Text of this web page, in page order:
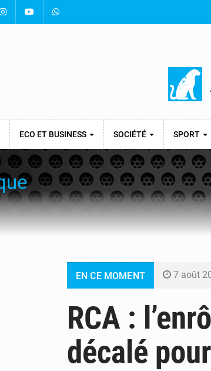
ECO ET BUSINESS SOCIÉTÉ SPORT
EN CE MOMENT 7 août
6 août
6 août
RCA :
décalé